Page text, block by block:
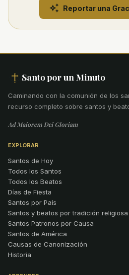
Reportar una
Santo por un Minuto
Caminando con la comunión de los
recurso completo sobre santos y
Ad Maiorem Dei Gloriam
EXPLORAR
Santos de Hoy
Todos los Santos
Todos los Beatos
Días de Fiesta
Santos por País
Santos y beatos por tradición religiosa
Santos Patronos por Causa
Santos de América
Causas de Canonización
Historia